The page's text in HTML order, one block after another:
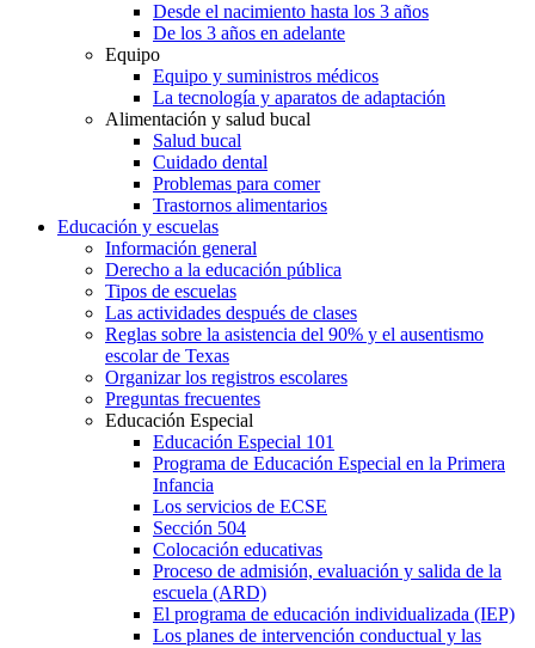
Desde el nacimiento hasta los 3 años
De los 3 años en adelante
Equipo
Equipo y suministros médicos
La tecnología y aparatos de adaptación
Alimentación y salud bucal
Salud bucal
Cuidado dental
Problemas para comer
Trastornos alimentarios
Educación y escuelas
Información general
Derecho a la educación pública
Tipos de escuelas
Las actividades después de clases
Reglas sobre la asistencia del 90% y el ausentismo
escolar de Texas
Organizar los registros escolares
Preguntas frecuentes
Educación Especial
Educación Especial 101
Programa de Educación Especial en la Primera
Infancia
Los servicios de ECSE
Sección 504
Colocación educativas
Proceso de admisión, evaluación y salida de la
escuela (ARD)
El programa de educación individualizada (IEP)
Los planes de intervención conductual y las